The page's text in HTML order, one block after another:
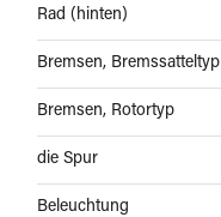
Rad (hinten)
Bremsen, Bremssatteltyp
Bremsen, Rotortyp
die Spur
Beleuchtung